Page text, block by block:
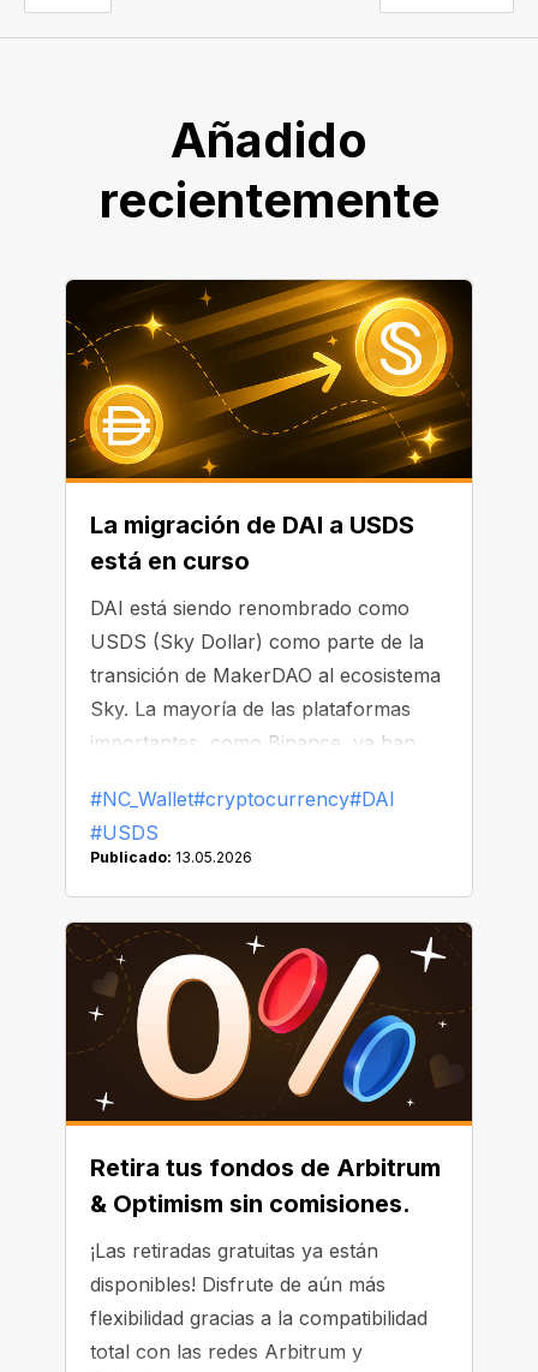
Añadido
recientemente
La migración de DAI a USDS
está en curso
DAI está siendo renombrado como
USDS (Sky Dollar) como parte de la
transición de MakerDAO al ecosistema
Sky. La mayoría de las plataformas
importantes, como Binance, ya han
DAI de sus listados.
#NC_Wallet#cryptocurrency#DAI
#USDS
Publicado: 13.05.2026
Retira tus fondos de Arbitrum
& Optimism sin comisiones.
¡Las retiradas gratuitas ya están
disponibles! Disfrute de aún más
flexibilidad gracias a la compatibilidad
total con las redes Arbitrum y